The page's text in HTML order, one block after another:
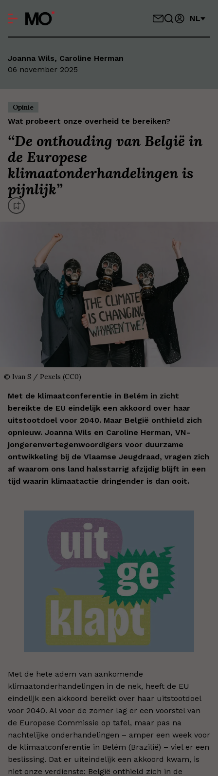
NL
Joanna Wils, Caroline Herman
06 november 2025
Opinie
Wat probeert onze overheid te bereiken?
‘‘De onthouding van België in
de Europese
klimaatonderhandelingen is
pijnlijk’’
© Ivan S / Pexels (CC0)
Met de klimaatconferentie in Belém in zicht
bereikte de EU eindelijk een akkoord over haar
uitstootdoel voor 2040. Maar België onthield zich
opnieuw. Joanna Wils en Caroline Herman, VN-
jongerenvertegenwoordigers voor duurzame
ontwikkeling bij de Vlaamse Jeugdraad, vragen zich
af waarom ons land halsstarrig afzijdig blijft in een
tijd waarin klimaatactie dringender is dan ooit.
Met de hete adem van aankomende
klimaatonderhandelingen in de nek, heeft de EU
eindelijk een akkoord bereikt over haar uitstootdoel
voor 2040. Al voor de zomer lag er een voorstel van
de Europese Commissie op tafel, maar pas na
nachtelijke onderhandelingen – amper een week voor
de klimaatconferentie in Belém (Brazilië) – viel er een
beslissing. Dat er uiteindelijk een akkoord kwam, is
niet onze verdienste: België onthield zich in de